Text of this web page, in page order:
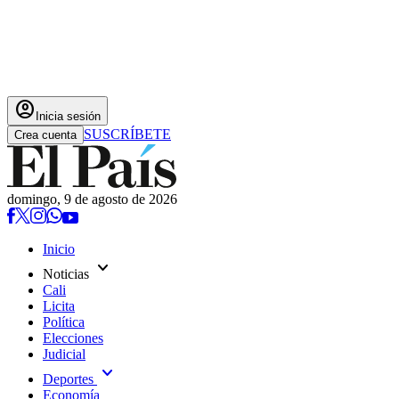
account_circle Inicia sesión
Crea cuenta SUSCRÍBETE
domingo, 9 de agosto de 2026
Inicio
Noticias expand_more
Cali
Licita
Política
Elecciones
Judicial
Deportes expand_more
Economía